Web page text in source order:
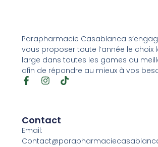
Parapharmacie Casablanca
vous proposer toute l’année le choix
large dans toutes les games au
afin de répondre au mieux à vos
Contact
Email: